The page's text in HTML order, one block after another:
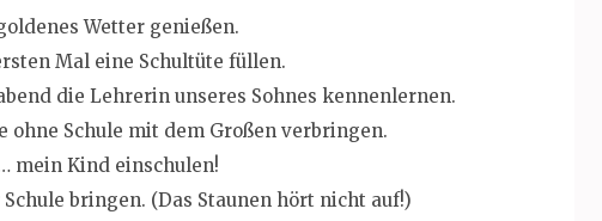
Wetter genießen.
Mal eine Schultüte füllen.
die Lehrerin unseres Sohnes kennenlernen.
ohne Schule mit dem Großen verbringen.
mein Kind einschulen!
bringen. (Das Staunen hört nicht auf!)